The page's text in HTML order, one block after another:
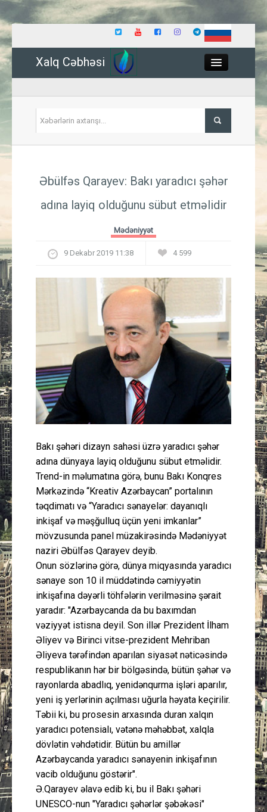
Xalq Cəbhəsi
İqtisadiyyat
Güney Azərbaycan
Mədəniyyət
Müsahibə
Cəmiyyət
Peşə etikası
Əlaqə
Əbülfəs Qarayev: Bakı yaradıcı şəhər
adına layiq olduğunu sübut etməlidir
Mədəniyyət
9 Dekabr 2019 11:38 4 599
Bakı şəhəri dizayn sahəsi üzrə yaradıcı şəhər
adına dünyaya layiq olduğunu sübut etməlidir.
Trend-in məlumatına görə, bunu Bakı Konqres
Mərkəzində “Kreativ Azərbaycan” portalının
təqdimatı və “Yaradıcı sənayelər: dayanıqlı
inkişaf və məşğulluq üçün yeni imkanlar”
mövzusunda panel müzakirəsində Mədəniyyət
naziri Əbülfəs Qarayev deyib.
Onun sözlərinə görə, dünya miqyasında yaradıcı
sənaye son 10 il müddətində cəmiyyətin
inkişafına dəyərli töhfələrin verilməsinə şərait
yaradır: "Azərbaycanda da bu baxımdan
vəziyyət istisna deyil. Son illər Prezident İlham
Əliyev və Birinci vitse-prezident Mehriban
Əliyeva tərəfindən aparılan siyasət nəticəsində
respublikanın hər bir bölgəsində, bütün şəhər və
rayonlarda abadlıq, yenidənqurma işləri aparılır,
yeni iş yerlərinin açılması uğurla həyata keçirilir.
Təbii ki, bu prosesin arxasında duran xalqın
yaradıcı potensialı, vətənə məhəbbət, xalqla
dövlətin vəhdətidir. Bütün bu amillər
Azərbaycanda yaradıcı sənayenin inkişafının
vacib olduğunu göstərir".
Ə.Qarayev əlavə edib ki, bu il Bakı şəhəri
UNESCO-nun "Yaradıcı şəhərlər şəbəkəsi"